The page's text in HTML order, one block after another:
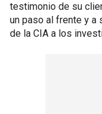
testimonio de su
un paso al frente y a
de la CIA a los